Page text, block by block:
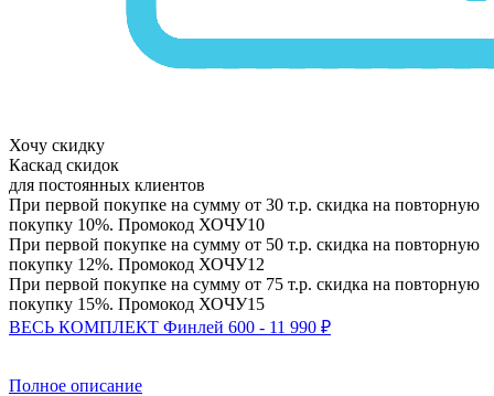
Хочу скидку
Каскад скидок
для постоянных клиентов
При первой покупке на сумму от 30 т.р. скидка на повторную
покупку 10%. Промокод ХОЧУ10
При первой покупке на сумму от 50 т.р. скидка на повторную
покупку 12%. Промокод ХОЧУ12
При первой покупке на сумму от 75 т.р. скидка на повторную
покупку 15%. Промокод ХОЧУ15
ВЕСЬ КОМПЛЕКТ Финлей 600 - 11 990 ₽
Полное описание